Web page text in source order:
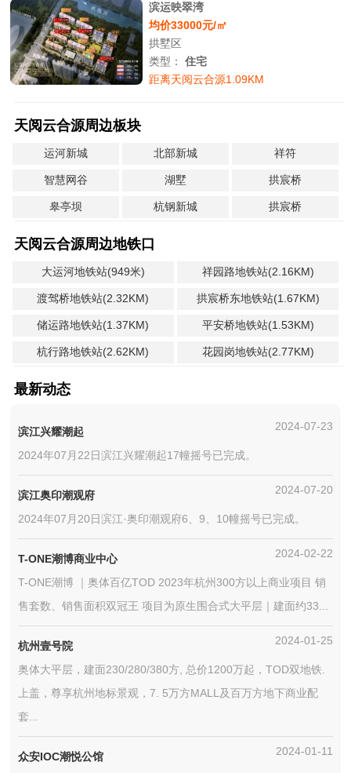
滨运映翠湾
均价33000元/㎡
拱墅区
类型：住宅
距离天阅云合源1.09KM
天阅云合源周边板块
运河新城 北部新城 祥符
智慧网谷 湖墅 拱宸桥
皋亭坝 杭钢新城 拱宸桥
天阅云合源周边地铁口
大运河地铁站(949米) 祥园路地铁站(2.16KM)
渡驾桥地铁站(2.32KM) 拱宸桥东地铁站(1.67KM)
储运路地铁站(1.37KM) 平安桥地铁站(1.53KM)
杭行路地铁站(2.62KM) 花园岗地铁站(2.77KM)
最新动态
滨江兴耀潮起 2024-07-23
2024年07月22日滨江兴耀潮起17幢摇号已完成。
滨江奥印潮观府 2024-07-20
2024年07月20日滨江·奥印潮观府6、9、10幢摇号已完成。
T-ONE潮博商业中心 2024-02-22
T-ONE潮博 ｜奥体百亿TOD 2023年杭州300方以上商业项目 销
售套数、销售面积双冠王 项目为原生围合式大平层｜建面约33...
杭州壹号院 2024-01-25
奥体大平层，建面230/280/380方, 总价1200万起，TOD双地铁.
上盖，尊享杭州地标景观，7. 5万方MALL及百万方地下商业配
套...
众安IOC潮悦公馆 2024-01-11